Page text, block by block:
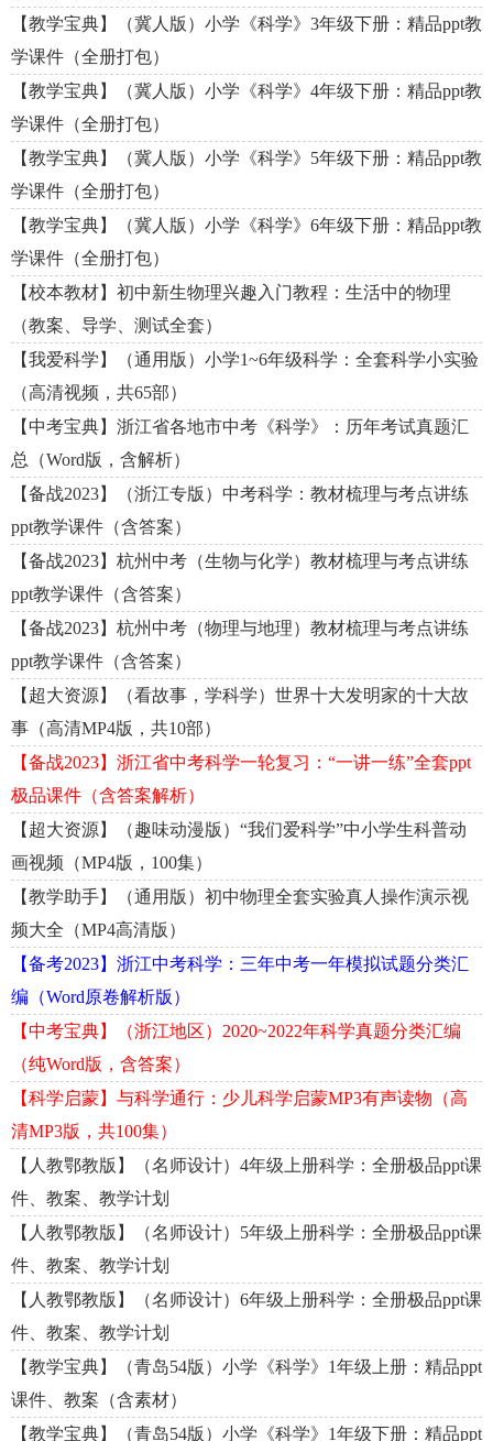
【教学宝典】（冀人版）小学《科学》3年级下册：精品ppt教
学课件（全册打包）
【教学宝典】（冀人版）小学《科学》4年级下册：精品ppt教
学课件（全册打包）
【教学宝典】（冀人版）小学《科学》5年级下册：精品ppt教
学课件（全册打包）
【教学宝典】（冀人版）小学《科学》6年级下册：精品ppt教
学课件（全册打包）
【校本教材】初中新生物理兴趣入门教程：生活中的物理
（教案、导学、测试全套）
【我爱科学】（通用版）小学1~6年级科学：全套科学小实验
（高清视频，共65部）
【中考宝典】浙江省各地市中考《科学》：历年考试真题汇
总（Word版，含解析）
【备战2023】（浙江专版）中考科学：教材梳理与考点讲练
ppt教学课件（含答案）
【备战2023】杭州中考（生物与化学）教材梳理与考点讲练
ppt教学课件（含答案）
【备战2023】杭州中考（物理与地理）教材梳理与考点讲练
ppt教学课件（含答案）
【超大资源】（看故事，学科学）世界十大发明家的十大故
事（高清MP4版，共10部）
【备战2023】浙江省中考科学一轮复习：“一讲一练”全套ppt
极品课件（含答案解析）
【超大资源】（趣味动漫版）“我们爱科学”中小学生科普动
画视频（MP4版，100集）
【教学助手】（通用版）初中物理全套实验真人操作演示视
频大全（MP4高清版）
【备考2023】浙江中考科学：三年中考一年模拟试题分类汇
编（Word原卷解析版）
【中考宝典】（浙江地区）2020~2022年科学真题分类汇编
（纯Word版，含答案）
【科学启蒙】与科学通行：少儿科学启蒙MP3有声读物（高
清MP3版，共100集）
【人教鄂教版】（名师设计）4年级上册科学：全册极品ppt课
件、教案、教学计划
【人教鄂教版】（名师设计）5年级上册科学：全册极品ppt课
件、教案、教学计划
【人教鄂教版】（名师设计）6年级上册科学：全册极品ppt课
件、教案、教学计划
【教学宝典】（青岛54版）小学《科学》1年级上册：精品ppt
课件、教案（含素材）
【教学宝典】（青岛54版）小学《科学》1年级下册：精品ppt